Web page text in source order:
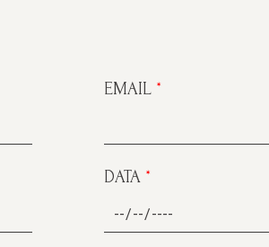
EMAIL *
DATA *